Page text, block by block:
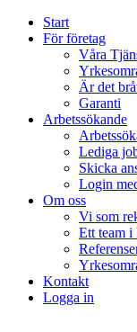
Start
För företag
Våra
Är det
Garanti
Arbetssökande
Lediga
Skicka
Login
Om oss
Vi som
Ett team i
Kontakt
Logga in